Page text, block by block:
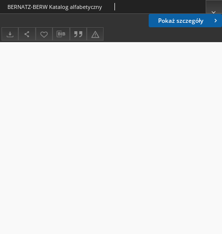
Pokaż szczegóły
BERNATZ-BERW Katalog alfabetyczny